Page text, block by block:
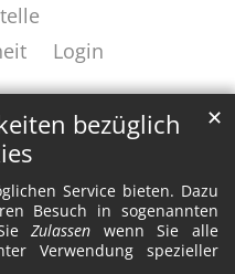
bezüglich
Service bieten. Dazu
Besuch in sogenannten
SieZulassen wenn Sie alle
Verwendung spezieller
✕
Login